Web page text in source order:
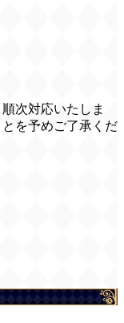
次対応いたしま
を予めご了承くだ